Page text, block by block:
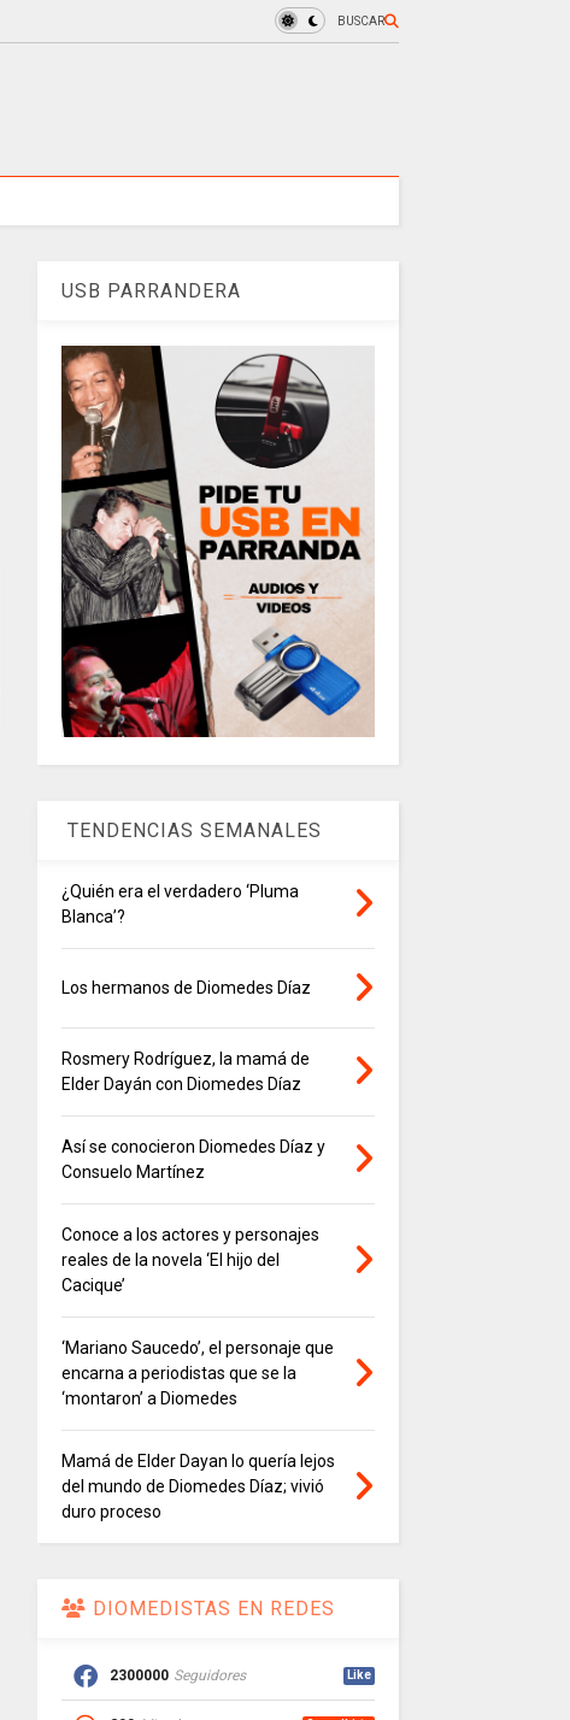
BUSCAR
USB PARRANDERA
TENDENCIAS SEMANALES
¿Quién era el verdadero ‘Pluma
Blanca’?
Los hermanos de Diomedes Díaz
Rosmery Rodríguez, la mamá de
Elder Dayán con Diomedes Díaz
Así se conocieron Diomedes Díaz y
Consuelo Martínez
Conoce a los actores y personajes
reales de la novela ‘El hijo del
Cacique’
‘Mariano Saucedo’, el personaje que
encarna a periodistas que se la
‘montaron’ a Diomedes
Mamá de Elder Dayan lo quería lejos
del mundo de Diomedes Díaz; vivió
duro proceso
DIOMEDISTAS EN REDES
2300000 Seguidores Like